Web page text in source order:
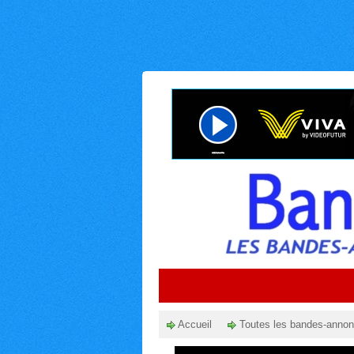
Accueil Toutes les bandes-